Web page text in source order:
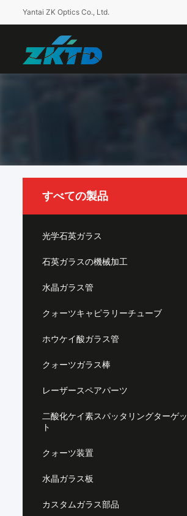
Yantai ZK Optics Co., Ltd.
すべての製品
光学石英ガラス
石英ガラスの機械加工
水晶ガラス管
クォーツキャピラリーチューブ
ホウケイ酸ガラス管
クォーツガラス棒
レーザースペアパーツ
二酸化ケイ素スパッタリングターゲッ
ト
クォーツ装置
水晶ガラス板
カスタムガラス部品